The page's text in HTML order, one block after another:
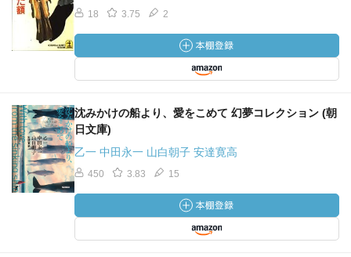
18 3.75 2
沈みかけの船より、愛をこめて 幻夢コレクション (朝
日文庫)
乙一 中田永一 山白朝子 安達寛高
450 3.83 15